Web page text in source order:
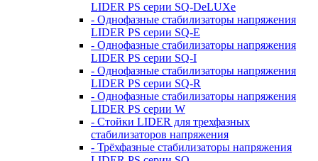
LIDER PS серии SQ-DeLUXe
- Однофазные стабилизаторы напряжения
LIDER PS серии SQ-E
- Однофазные стабилизаторы напряжения
LIDER PS серии SQ-I
- Однофазные стабилизаторы напряжения
LIDER PS серии SQ-R
- Однофазные стабилизаторы напряжения
LIDER PS серии W
- Стойки LIDER для трехфазных
стабилизаторов напряжения
- Трёхфазные стабилизаторы напряжения